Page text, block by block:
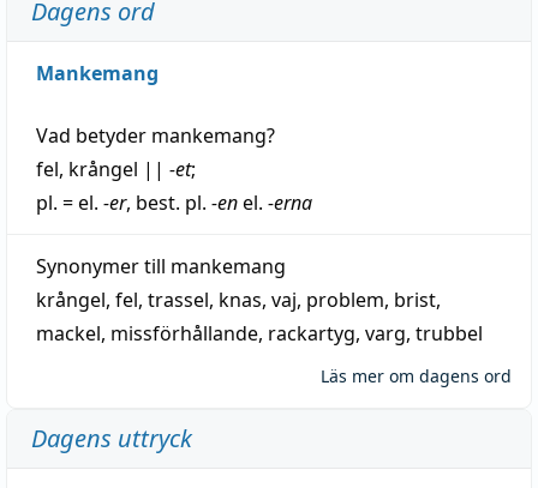
Dagens ord
Mankemang
Vad betyder mankemang?
fel, krångel || -et;
pl. = el. -er, best. pl. -enel. -erna
Synonymer till mankemang
krångel, fel, trassel, knas, vaj, problem, brist,
mackel, missförhållande, rackartyg, varg, trubbel
Läs mer om dagens ord
Dagens uttryck